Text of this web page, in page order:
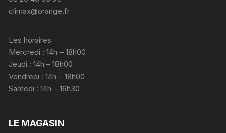
climax@orange.fr
Les horaires
Mercredi : 14h – 18h00
Jeudi : 14h – 18h00
Vendredi : 14h – 18h00
Samedi : 14h – 16h30
LE MAGASIN